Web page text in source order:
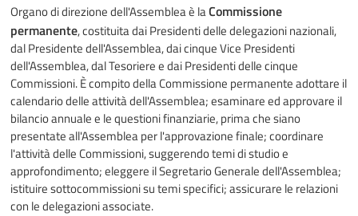
Organo di direzione dell'Assemblea è laCommissione
permanente, costituita dai Presidenti delle delegazioni nazionali,
dal Presidente dell'Assemblea, dai cinque Vice Presidenti
dell'Assemblea, dal Tesoriere e dai Presidenti delle cinque
Commissioni. È compito della Commissione permanente adottare il
calendario delle attività dell'Assemblea; esaminare ed approvare il
bilancio annuale e le questioni finanziarie, prima che siano
presentate all'Assemblea per l'approvazione finale; coordinare
l'attività delle Commissioni, suggerendo temi di studio e
approfondimento; eleggere il Segretario Generale dell'Assemblea;
istituire sottocommissioni su temi specifici; assicurare le relazioni
con le delegazioni associate.